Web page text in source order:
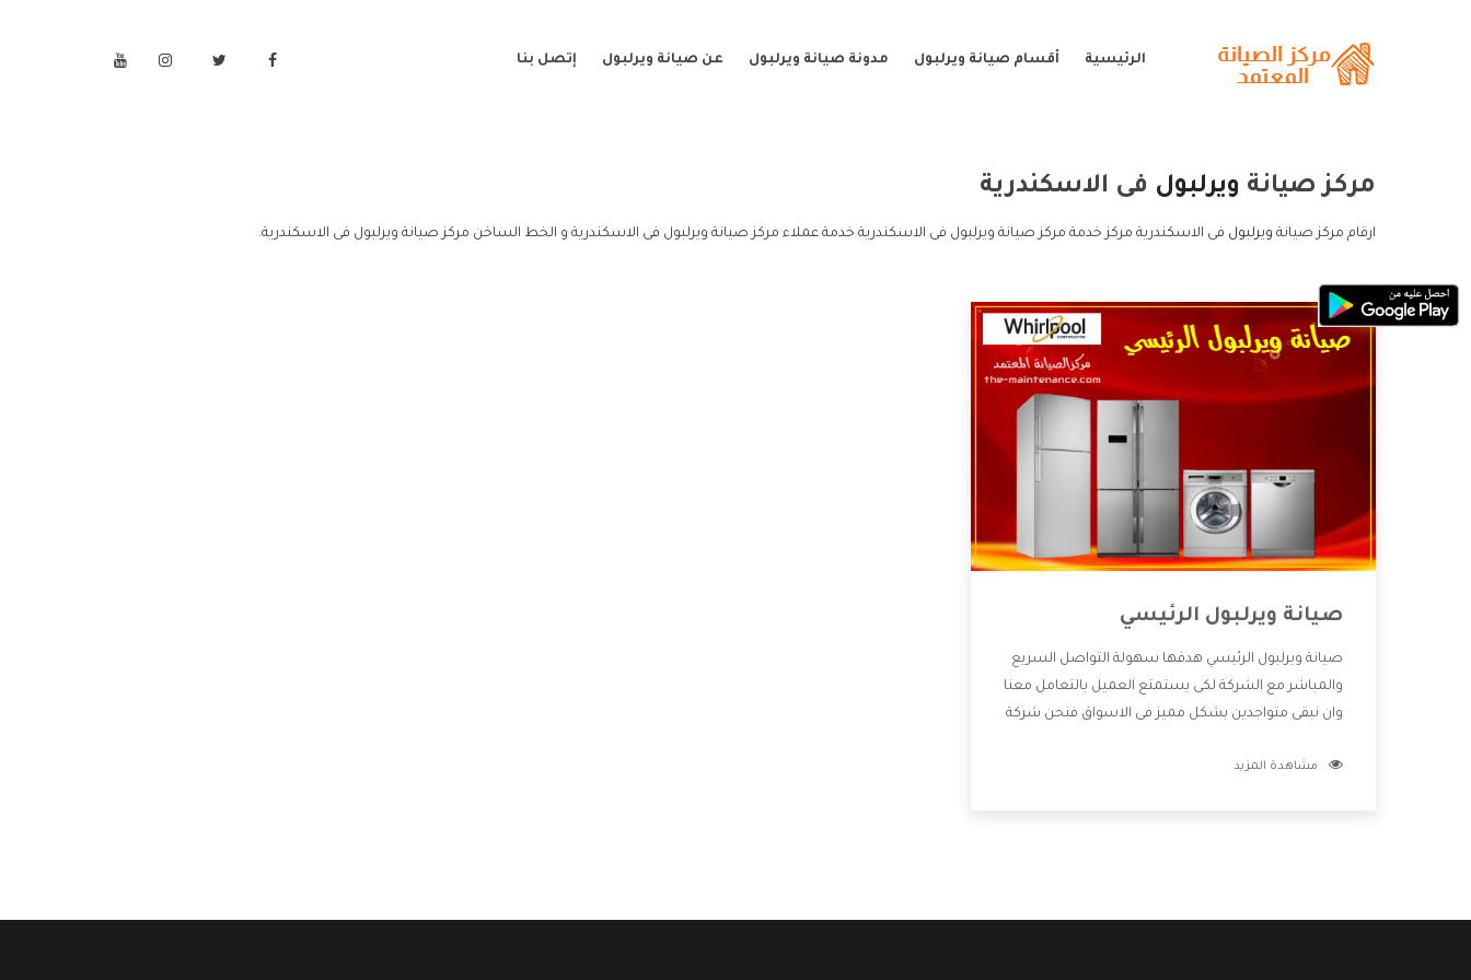
الرئيسية أقسام صيانة ويرلبول مدونة صيانة ويرلبول عن صيانة ويرلبول إتصل بنا
مركز صيانة ويرلبول فى الاسكندرية
ارقام مركز صيانة ويرلبول فى الاسكندرية مركز خدمة مركز صيانة ويرلبول فى الاسكندرية خدمة عملاء مركز صيانة ويرلبول فى الاسكندرية و الخط الساخن مركز صيانة ويرلبول فى الاسكندرية.
صيانة ويرلبول الرئيسي
صيانة ويرلبول الرئيسي هدفها سهولة التواصل السريع
والمباشر مع الشركة لكى يستمتع العميل بالتعامل معنا
وان نبقى متواجدين بشكل مميز فى الاسواق فنحن شركة
بالخدمات التى تنفرد الشركة بها والتى تكون منها خدمة
مشاهدة المزيد